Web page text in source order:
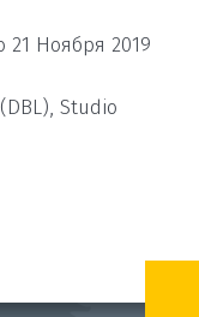
21 Ноября 2019
Studio